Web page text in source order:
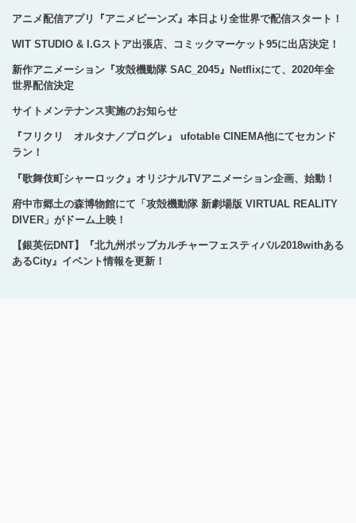
アニメ配信アプリ『アニメビーンズ』本日より全世界で配信スタート！
WIT STUDIO & I.Gストア出張店、コミックマーケット95に出店決定！
新作アニメーション『攻殻機動隊 SAC_2045』Netflixにて、2020年全
世界配信決定
サイトメンテナンス実施のお知らせ
『フリクリ オルタナ／プログレ』 ufotable CINEMA他にてセカンド
ラン！
『歌舞伎町シャーロック』オリジナルTVアニメーション企画、始動！
府中市郷土の森博物館にて「攻殻機動隊 新劇場版 VIRTUAL REALITY
DIVER」がドーム上映！
【銀英伝DNT】『北九州ポップカルチャーフェスティバル2018withある
あるCity』イベント情報を更新！